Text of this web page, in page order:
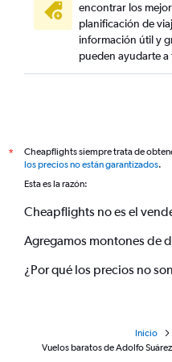
encontrar los
planificación de
información útil y
pueden ayudarte
*
Cheapflights siempre trata de
los precios no están garantizados.
Esta es la razón:
Cheapflights no es el
Agregamos montones de
¿Por qué los precios no
Inicio
Vuelos baratos de Adolfo